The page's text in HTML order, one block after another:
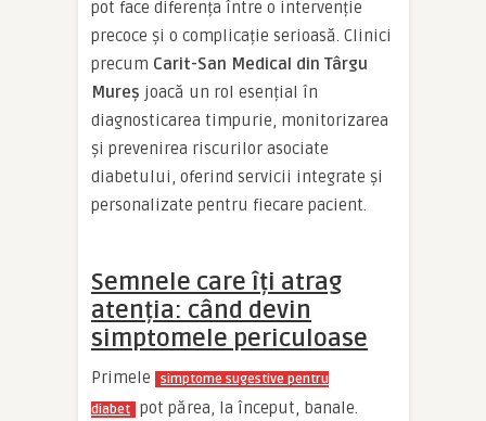
pot face diferența între o intervenție
precoce și o complicație serioasă. Clinici
precum Carit-San Medical din Târgu
Mureș joacă un rol esențial în
diagnosticarea timpurie, monitorizarea
și prevenirea riscurilor asociate
diabetului, oferind servicii integrate și
personalizate pentru fiecare pacient.
Semnele care îți atrag
atenția: când devin
simptomele periculoase
Primele
simptome sugestive pentru
diabet pot părea, la început, banale.